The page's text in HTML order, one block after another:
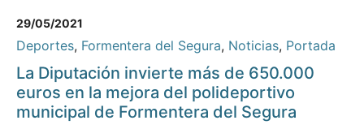
29/05/2021
Deportes, Formentera del Segura, Noticias, Portada
La Diputación invierte más de 650.000
euros en la mejora del polideportivo
municipal de Formentera del Segura